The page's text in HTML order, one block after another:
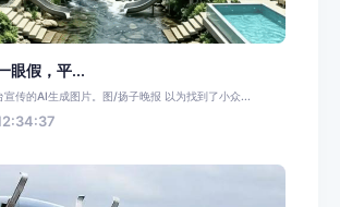
眼假，平...
传的AI生成图片。图/扬子晚报 以为找到了小众...